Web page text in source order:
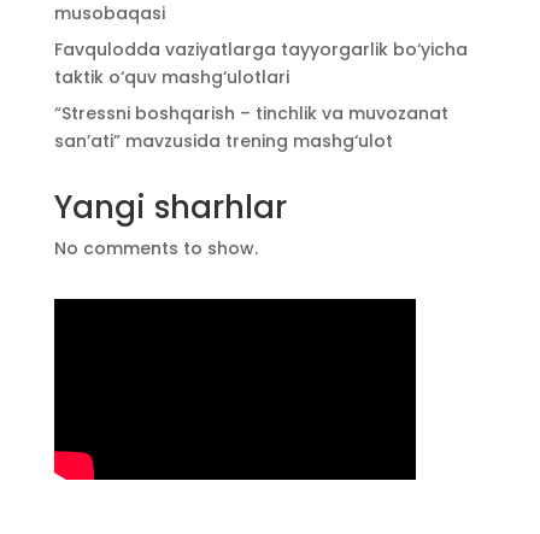
musobaqasi
Favqulodda vaziyatlarga tayyorgarlik bo‘yicha
taktik o‘quv mashg‘ulotlari
“Stressni boshqarish – tinchlik va muvozanat
san’ati” mavzusida trening mashg‘ulot
Yangi sharhlar
No comments to show.